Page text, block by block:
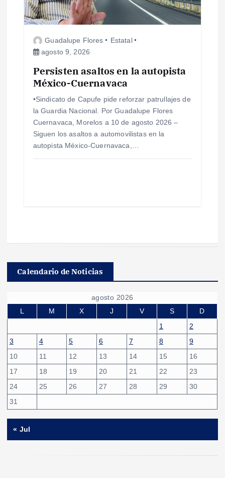
Guadalupe Flores
Estatal
agosto 9, 2026
Persisten asaltos en la autopista
México-Cuernavaca
•Sindicato de Capufe pide reforzar patrullajes de
la Guardia Nacional. Por Guadalupe Flores
Cuernavaca, Morelos a 10 de agosto 2026 –
Siguen los asaltos a automovilistas en la
autopista México-Cuernavaca,…
Calendario de Noticias
agosto 2026
L
M X J V S
D
1
2
3
4 5 6 7 8
9
10
11 12 13 14 15
16
17
18 19 20 21 22
23
24
25 26 27 28 29
30
31
« Jul